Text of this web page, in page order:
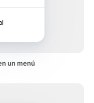
un menú